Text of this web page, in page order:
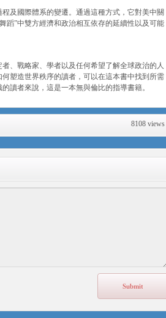
及國際體系的變遷。通過這種方式，它對美中關
蹈”中雙方經濟和政治相互依存的延續性以及可能
、戰略家、學者以及任何希望了解全球政治的人
塑造世界秩序的讀者，可以在這本書中找到所需
讀者來說，這是一本無與倫比的指導書籍。
8108 views